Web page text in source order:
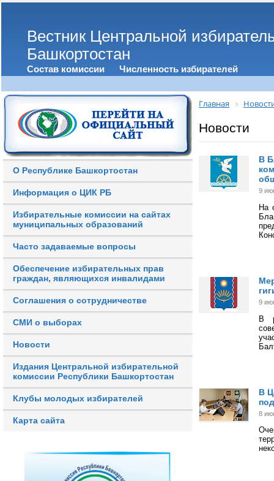
Вестник Центральной
Башкортостан
Состав комиссии Численность избирателей
О Республике Башкортостан
Информация о ЦИК РБ
Избирательные комиссии на сайтах
муниципальных образований
Часто задаваемые вопросы
Обеспечение избирательных прав
граждан, являющихся инвалидами
Соглашения о сотрудничестве
СМИ о выборах
Новости
Издания Центральной избирательной
комиссии Республики Башкортостан
Клубы молодых избирателей
Карта сайта
Главная
Новости
В
9
На
9
В
В
8